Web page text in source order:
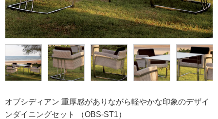
オブシディアン 重厚感がありながら軽やかな印象のデザイ
ンダイニングセット （OBS-ST1）